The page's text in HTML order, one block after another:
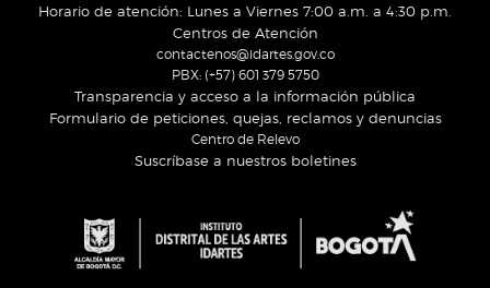
Horario de atención: Lunes a Viernes 7:00 a.m. a 4:30 p.m.
Centros de Atención
contactenos@idartes.gov.co
PBX: (+57) 601 379 5750
Transparencia y acceso a la información pública
Formulario de peticiones, quejas, reclamos y denuncias
Centro de Relevo
Suscríbase a nuestros boletines